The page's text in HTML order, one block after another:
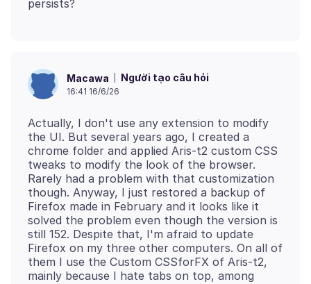
Macawa Người tạo câu hỏi
16:41 16/6/26
Actually, I don't use any extension to modify
the UI. But several years ago, I created a
chrome folder and applied Aris-t2 custom CSS
tweaks to modify the look of the browser.
Rarely had a problem with that customization
though. Anyway, I just restored a backup of
Firefox made in February and it looks like it
solved the problem even though the version is
still 152. Despite that, I'm afraid to update
Firefox on my three other computers. On all of
them I use the Custom CSSforFX of Aris-t2,
mainly because I hate tabs on top, among